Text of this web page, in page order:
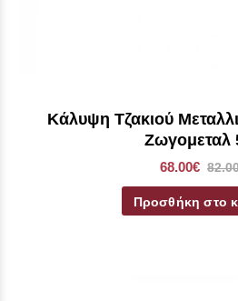
Κάλυψη Τζακιού
Ζωγομεταλ
68.00€
Προσθήκη στο